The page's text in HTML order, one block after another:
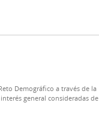
Demográfico a través de la
general consideradas de